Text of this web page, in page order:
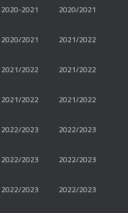
2020-2021 2020/2021
2020/2021 2021/2022
2021/2022 2021/2022
2021/2022 2021/2022
2022/2023 2022/2023
2022/2023 2022/2023
2022/2023 2022/2023